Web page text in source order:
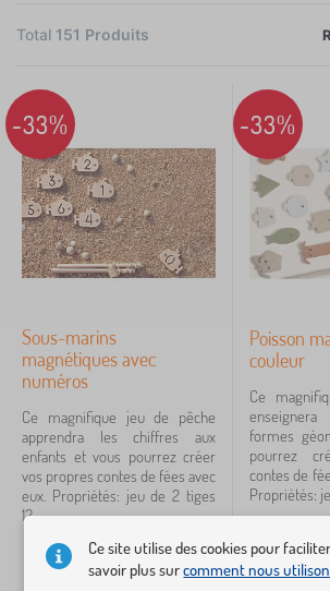
de trotteur. Les jeux en bois sont sans
vernis respectueux de l'environnement
présentent aucun risque de fuite de
chimiques inappropriés. La créativité
des enfants sont encouragées par les
FILTRER ×
Compétence
fantaisie
1
Âge de l´enfant
pro předškoláky
1
hra
9
cosmétique salon
trafic moyens
1
Prix
105 €
Total 151 Produits
-33%
Sous-marins
magnétiques avec
numéros
Ce magnifique jeu de pêche
apprendra les chiffres aux
enfants et vous pourrez créer
vos propres contes de fées avec
eux. Propriétés: jeu de 2 tiges
12...
24,20€
16,20 €
-33%
Poisson
couleur
Ce
formes
pourrez
contes de
Propriétés:
Ce site utilise des cookies pour
savoir plus surcomment nous